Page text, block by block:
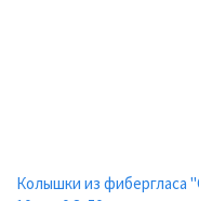
Колышки из